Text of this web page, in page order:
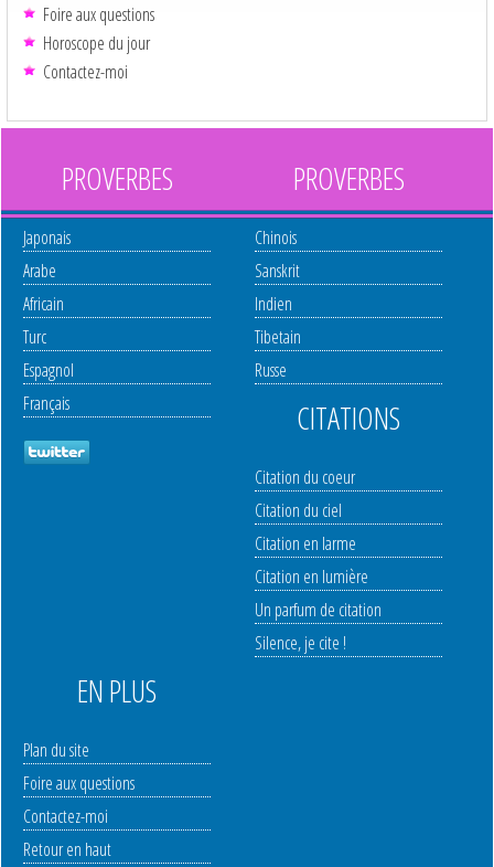
Foire aux questions
Horoscope du jour
Contactez-moi
PROVERBES
Japonais
Arabe
Africain
Turc
Espagnol
Français
PROVERBES
Chinois
Sanskrit
Indien
Tibetain
Russe
CITATIONS
Citation du coeur
Citation du ciel
Citation en larme
Citation en lumière
Un parfum de citation
Silence, je cite !
EN PLUS
Plan du site
Foire aux questions
Contactez-moi
Retour en haut